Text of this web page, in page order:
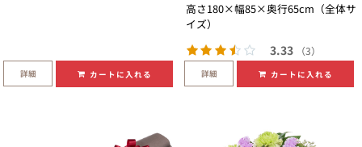
詳細 カートに入れる
高さ180×幅85×奥行65cm（全体サ
イズ）
3.33 （3）
詳細 カートに入れる